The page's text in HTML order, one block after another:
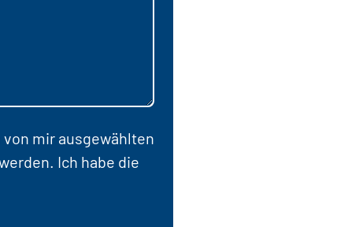
mir ausgewählten
Ich habe die